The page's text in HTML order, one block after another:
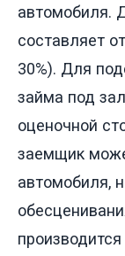
автомобиля.
составляет
30%). Для
займа под
оценочной
заемщик
автомобиля,